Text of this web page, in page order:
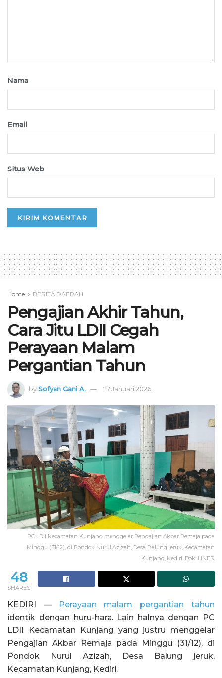
Nama
Email
Situs Web
Home BERITA DAERAH
Pengajian Akhir Tahun,
Cara Jitu LDII Cegah
Perayaan Malam
Pergantian Tahun
bySofyan Gani A. 27 Januari 2026
PC LDII Kecamatan Kunjang menggelar Pengajian Akbar Remaja pada
Minggu (31/12), di Pondok Nurul Azizah, Desa Balung jeruk, Kecamatan
Kunjang, Kediri. Dok: LINES.
48
SHARES
KEDIRI —
Perayaan malam pergantian tahun
identik dengan huru-hara. Lain halnya dengan PC
LDII Kecamatan Kunjang yang justru menggelar
Pengajian Akbar Remaja pada Minggu (31/12), di
Pondok Nurul Azizah, Desa Balung jeruk,
Kecamatan Kunjang, Kediri.